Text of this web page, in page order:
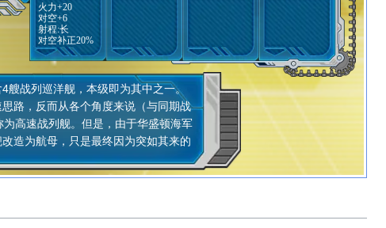
火力+20
对空+6
射程:长
对空补正20%
战列巡洋舰，本级即为其中之一。
路，反而从各个角度来说（与同期战
高速战列舰。但是，由于华盛顿海军
造为航母，只是最终因为突如其来的